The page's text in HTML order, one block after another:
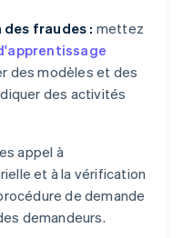
fraudes : mettez
des modèles et des
des activités
appel à
et à la vérification
de demande
demandeurs.